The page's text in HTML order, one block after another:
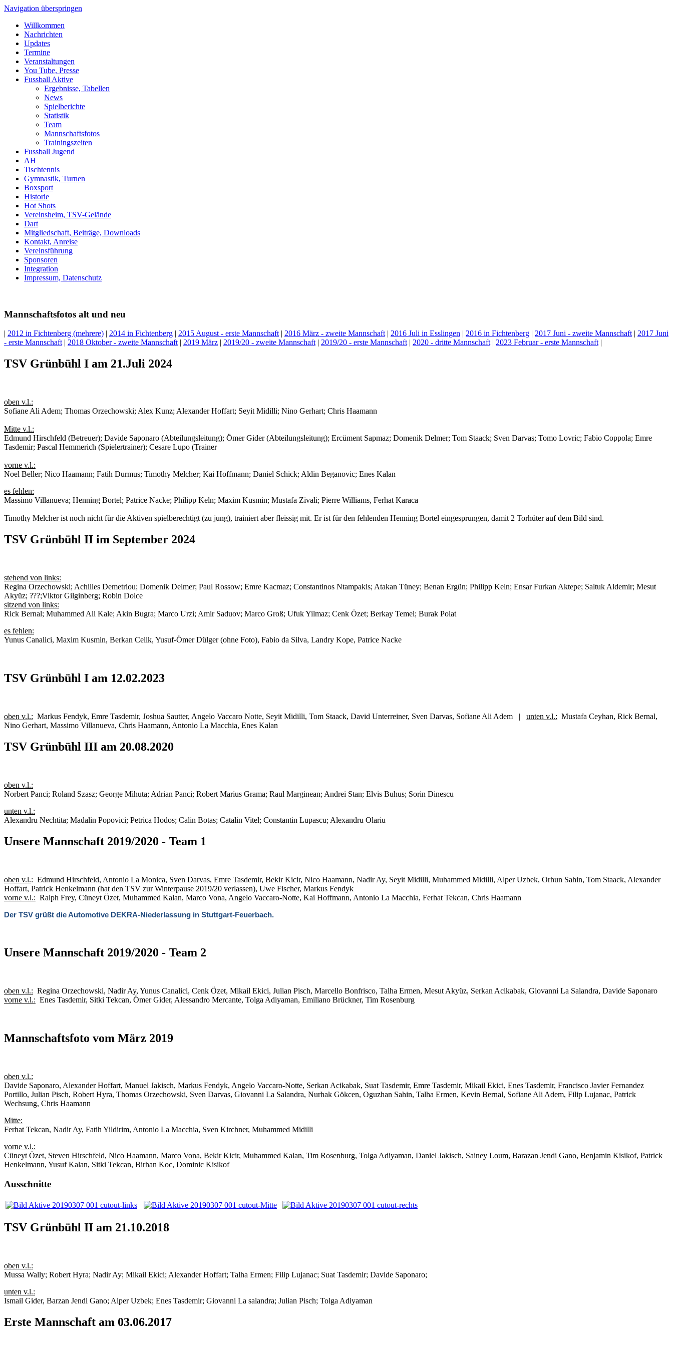
Navigation überspringen
Willkommen
Nachrichten
Updates
Termine
Veranstaltungen
You Tube, Presse
Fussball Aktive
Ergebnisse, Tabellen
News
Spielberichte
Statistik
Team
Mannschaftsfotos
Trainingszeiten
Fussball Jugend
AH
Tischtennis
Gymnastik, Turnen
Boxsport
Historie
Hot Shots
Vereinsheim, TSV-Gelände
Dart
Mitgliedschaft, Beiträge, Downloads
Kontakt, Anreise
Vereinsführung
Sponsoren
Integration
Impressum, Datenschutz
Mannschaftsfotos alt und neu
| 2012 in Fichtenberg (mehrere) | 2014 in Fichtenberg | 2015 August - erste Mannschaft| 2016 März - zweite Mannschaft| 2016 Juli in Esslingen | 2016 in Fichtenberg | 2017 Juni - zweite Mannschaft| 2017 Juni
- erste Mannschaft| 2018 Oktober - zweite Mannschaft| 2019 März | 2019/20 - zweite Mannschaft| 2019/20 - erste Mannschaft| 2020 - dritte Mannschaft| 2023 Februar - erste Mannschaft|
TSV Grünbühl I am 21.Juli 2024
oben v.l.:
Sofiane Ali Adem; Thomas Orzechowski; Alex Kunz; Alexander Hoffart; Seyit Midilli; Nino Gerhart; Chris Haamann
Mitte v.l.:
Edmund Hirschfeld (Betreuer); Davide Saponaro (Abteilungsleitung); Ömer Gider (Abteilungsleitung); Ercüment Sapmaz; Domenik Delmer; Tom Staack; Sven Darvas; Tomo Lovric; Fabio Coppola; Emre
Tasdemir; Pascal Hemmerich (Spielertrainer); Cesare Lupo (Trainer
vorne v.l.:
Noel Beller; Nico Haamann; Fatih Durmus; Timothy Melcher; Kai Hoffmann; Daniel Schick; Aldin Beganovic; Enes Kalan
es fehlen:
Massimo Villanueva; Henning Bortel; Patrice Nacke; Philipp Keln; Maxim Kusmin; Mustafa Zivali; Pierre Williams, Ferhat Karaca
Timothy Melcher ist noch nicht für die Aktiven spielberechtigt (zu jung), trainiert aber fleissig mit. Er ist für den fehlenden Henning Bortel eingesprungen, damit 2 Torhüter auf dem Bild sind.
TSV Grünbühl II im September 2024
stehend von links:
Regina Orzechowski; Achilles Demetriou; Domenik Delmer; Paul Rossow; Emre Kacmaz; Constantinos Ntampakis; Atakan Tüney; Benan Ergün; Philipp Keln; Ensar Furkan Aktepe; Saltuk Aldemir; Mesut
Akyüz; ???;Viktor Gilginberg; Robin Dolce
sitzend von links:
Rick Bernal; Muhammed Ali Kale; Akin Bugra; Marco Urzi; Amir Saduov; Marco Groß; Ufuk Yilmaz; Cenk Özet; Berkay Temel; Burak Polat
es fehlen:
Yunus Canalici, Maxim Kusmin, Berkan Celik, Yusuf-Ömer Dülger (ohne Foto), Fabio da Silva, Landry Kope, Patrice Nacke
TSV Grünbühl I am 12.02.2023
oben v.l.: Markus Fendyk, Emre Tasdemir, Joshua Sautter, Angelo Vaccaro Notte, Seyit Midilli, Tom Staack, David Unterreiner, Sven Darvas, Sofiane Ali Adem | unten v.l.: Mustafa Ceyhan, Rick Bernal,
Nino Gerhart, Massimo Villanueva, Chris Haamann, Antonio La Macchia, Enes Kalan
TSV Grünbühl III am 20.08.2020
oben v.l.:
Norbert Panci; Roland Szasz; George Mihuta; Adrian Panci; Robert Marius Grama; Raul Marginean; Andrei Stan; Elvis Buhus; Sorin Dinescu
unten v.l.:
Alexandru Nechtita; Madalin Popovici; Petrica Hodos; Calin Botas; Catalin Vitel; Constantin Lupascu; Alexandru Olariu
Unsere Mannschaft 2019/2020 - Team 1
oben v.l.: Edmund Hirschfeld, Antonio La Monica, Sven Darvas, Emre Tasdemir, Bekir Kicir, Nico Haamann, Nadir Ay, Seyit Midilli, Muhammed Midilli, Alper Uzbek, Orhun Sahin, Tom Staack, Alexander
Hoffart, Patrick Henkelmann (hat den TSV zur Winterpause 2019/20 verlassen), Uwe Fischer, Markus Fendyk
vorne v.l.: Ralph Frey, Cüneyt Özet, Muhammed Kalan, Marco Vona, Angelo Vaccaro-Notte, Kai Hoffmann, Antonio La Macchia, Ferhat Tekcan, Chris Haamann
Der TSV grüßt die Automotive DEKRA-Niederlassung in Stuttgart-Feuerbach.
Unsere Mannschaft 2019/2020 - Team 2
oben v.l.: Regina Orzechowski, Nadir Ay, Yunus Canalici, Cenk Özet, Mikail Ekici, Julian Pisch, Marcello Bonfrisco, Talha Ermen, Mesut Akyüz, Serkan Acikabak, Giovanni La Salandra, Davide Saponaro
vorne v.l.: Enes Tasdemir, Sitki Tekcan, Ömer Gider, Alessandro Mercante, Tolga Adiyaman, Emiliano Brückner, Tim Rosenburg
Mannschaftsfoto vom März 2019
oben v.l.:
Davide Saponaro, Alexander Hoffart, Manuel Jakisch, Markus Fendyk, Angelo Vaccaro-Notte, Serkan Acikabak, Suat Tasdemir, Emre Tasdemir, Mikail Ekici, Enes Tasdemir, Francisco Javier Fernandez
Portillo, Julian Pisch, Robert Hyra, Thomas Orzechowski, Sven Darvas, Giovanni La Salandra, Nurhak Gökcen, Oguzhan Sahin, Talha Ermen, Kevin Bernal, Sofiane Ali Adem, Filip Lujanac, Patrick
Wechsung, Chris Haamann
Mitte:
Ferhat Tekcan, Nadir Ay, Fatih Yildirim, Antonio La Macchia, Sven Kirchner, Muhammed Midilli
vorne v.l.:
Cüneyt Özet, Steven Hirschfeld, Nico Haamann, Marco Vona, Bekir Kicir, Muhammed Kalan, Tim Rosenburg, Tolga Adiyaman, Daniel Jakisch, Sainey Loum, Barazan Jendi Gano, Benjamin Kisikof, Patrick
Henkelmann, Yusuf Kalan, Sitki Tekcan, Birhan Koc, Dominic Kisikof
Ausschnitte
TSV Grünbühl II am 21.10.2018
oben v.l.:
Mussa Wally; Robert Hyra; Nadir Ay; Mikail Ekici; Alexander Hoffart; Talha Ermen; Filip Lujanac; Suat Tasdemir; Davide Saponaro;
unten v.l.:
Ismail Gider, Barzan Jendi Gano; Alper Uzbek; Enes Tasdemir; Giovanni La salandra; Julian Pisch; Tolga Adiyaman
Erste Mannschaft am 03.06.2017